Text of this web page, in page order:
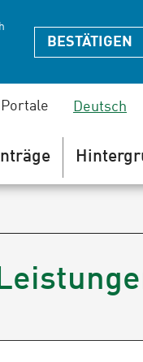
BESTÄTIGEN
Portale Deutsch